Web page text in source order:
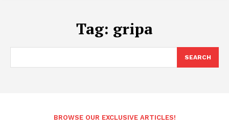
Tag: gripa
SEARCH
BROWSE OUR EXCLUSIVE ARTICLES!